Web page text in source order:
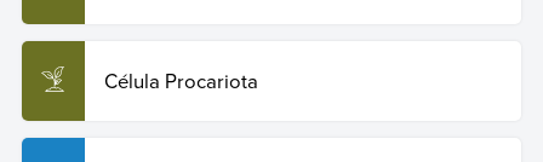
Célula Procariota